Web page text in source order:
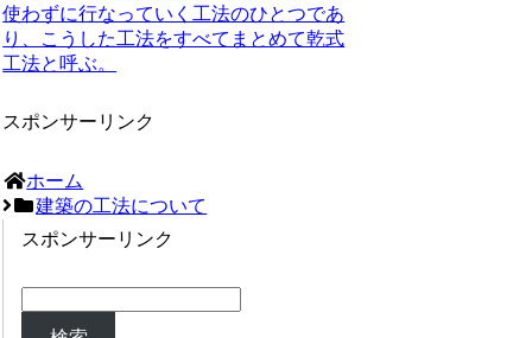
使わずに行なっていく工法のひとつであ
り、こうした工法をすべてまとめて乾式
工法と呼ぶ。
スポンサーリンク
ホーム
建築の工法について
スポンサーリンク